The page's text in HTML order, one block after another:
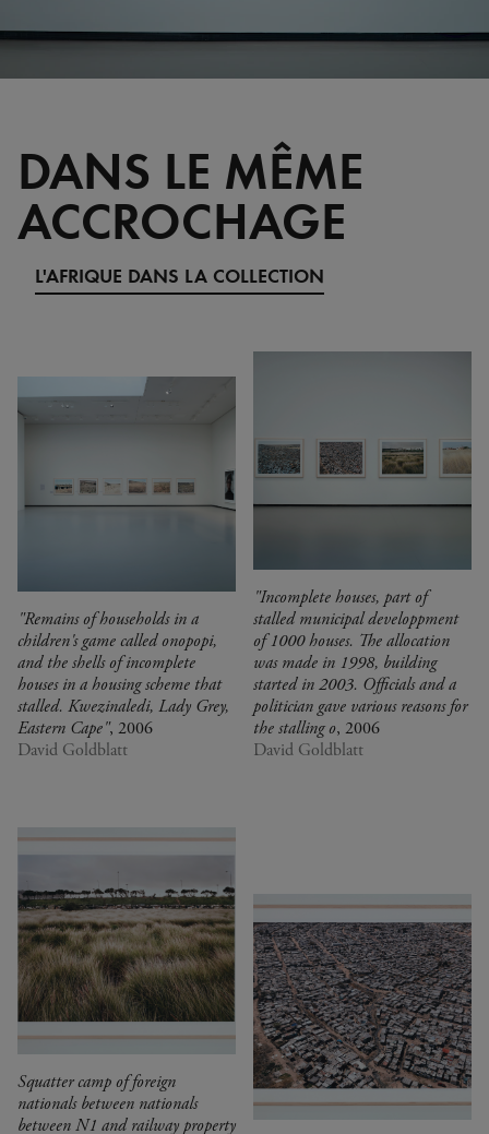
DANS LE MÊME
ACCROCHAGE
L'AFRIQUE DANS LA COLLECTION
"Remains of households in a
children's game called onopopi,
and the shells of incomplete
houses in a housing scheme that
stalled. Kwezinaledi, Lady Grey,
Eastern Cape", 2006
David Goldblatt
"Incomplete houses, part of
stalled municipal developpment
of 1000 houses. The allocation
was made in 1998, building
started in 2003. Officials and a
politician gave various reasons for
the stalling o, 2006
David Goldblatt
Squatter camp of foreign
nationals between nationals
between N1 and railway property